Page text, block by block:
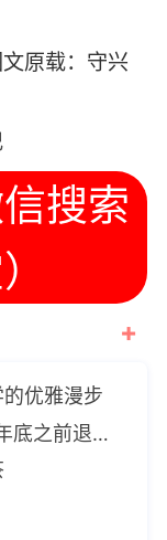
原载：守兴
搜索
+
优雅漫步
茶艺师、评茶员工种确定在2020年底之前退出国家职业资格目录